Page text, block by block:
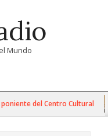
Mundo
del Centro Cultural